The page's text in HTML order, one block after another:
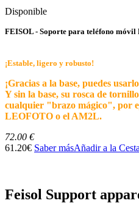
Disponible
FEISOL - Soporte para teléfono móvil
¡Estable, ligero y robusto!
¡Gracias a la base, puedes
Y sin la base, su rosca de
cualquier "brazo mágico", por
LEOFOTO o el AM2L.
72.00 €
61.20€ Saber másAñadir a la Cesta
Feisol Support